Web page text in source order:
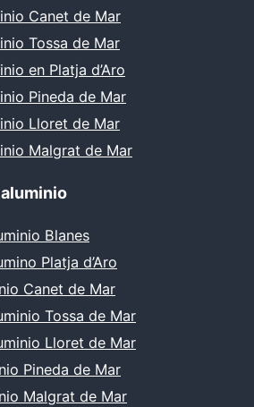
Canet de Mar
Tossa de Mar
en Platja d’Aro
Pineda de Mar
Lloret de Mar
Malgrat de Mar
Blanes
Platja d’Aro
Canet de Mar
Tossa de Mar
Lloret de Mar
Pineda de Mar
Malgrat de Mar